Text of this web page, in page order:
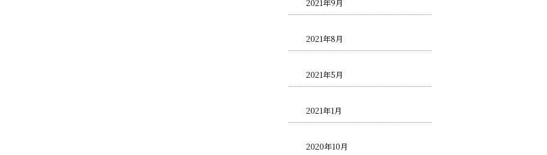
2021年9月
2021年8月
2021年5月
2021年1月
2020年10月